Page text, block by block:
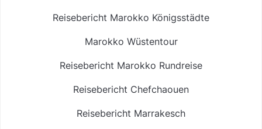
Reisebericht Marokko Königsstädte
Marokko Wüstentour
Reisebericht Marokko Rundreise
Reisebericht Chefchaouen
Reisebericht Marrakesch